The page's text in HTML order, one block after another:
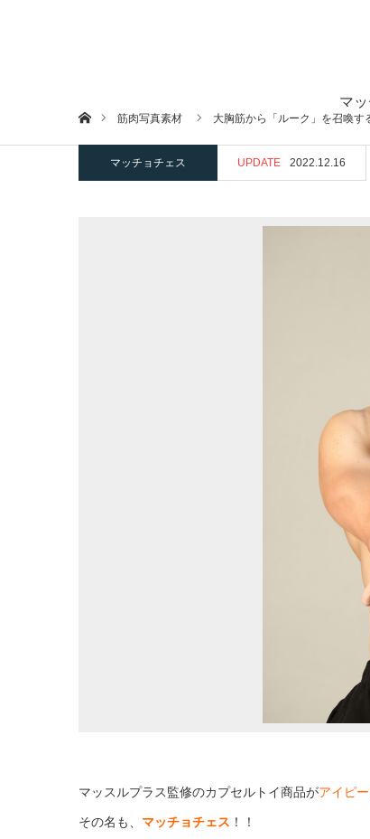
マ
ホーム筋肉写真素材 大胸筋から「ルーク」を召喚す
マッチョチェス UPDATE 2022.12.16
マッスルプラス監修のカプセルトイ商品がアイピ
その名も、 マッチョチェス ！！